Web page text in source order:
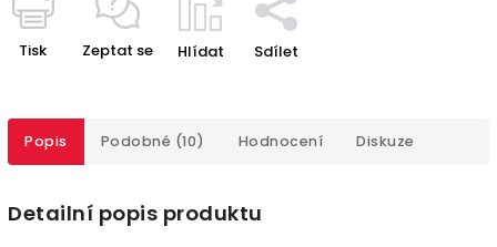
Tisk Zeptat se Hlídat Sdílet
Popis Podobné (10) Hodnocení Diskuze
Detailní popis produktu